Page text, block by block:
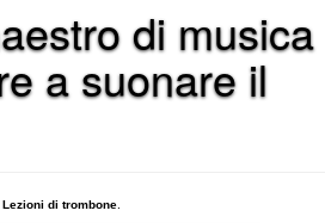
di musica
a suonare il
Lezioni di trombone